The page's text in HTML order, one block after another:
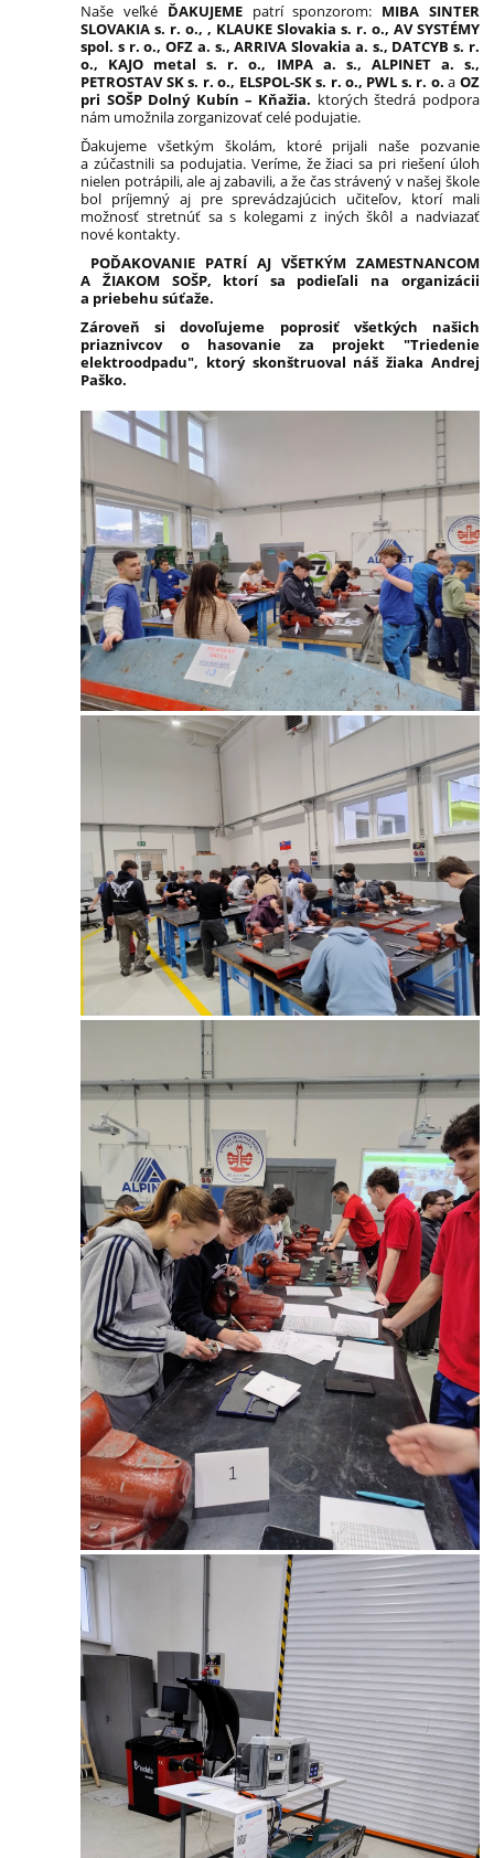
Naše veľké ĎAKUJEMEpatrí sponzorom: MIBA SINTER
SLOVAKIA s. r. o., , KLAUKE Slovakia s. r. o., AV SYSTÉMY
spol. s r. o., OFZ a. s., ARRIVA Slovakia a. s., DATCYB s. r.
o., KAJO metal s. r. o., IMPA a. s., ALPINET a. s.,
PETROSTAV SK s. r. o., ELSPOL-SK s. r. o., PWL s. r. o.a OZ
pri SOŠP Dolný Kubín – Kňažia. ktorých štedrá podpora
nám umožnila zorganizovať celé podujatie.
Ďakujeme všetkým školám, ktoré prijali naše pozvanie
a zúčastnili sa podujatia. Veríme, že žiaci sa pri riešení úloh
nielen potrápili, ale aj zabavili, a že čas strávený v našej škole
bol príjemný aj pre sprevádzajúcich učiteľov, ktorí mali
možnosť stretnúť sa s kolegami z iných škôl a nadviazať
nové kontakty.
POĎAKOVANIE PATRÍ AJ VŠETKÝM ZAMESTNANCOM
A ŽIAKOM SOŠP, ktorí sa podieľali na organizácii
a priebehu súťaže.
Zároveň si dovoľujeme poprosiť všetkých našich
priaznivcov o hasovanie za projekt "Triedenie
elektroodpadu", ktorý skonštruoval nášžiaka Andrej
Paško.